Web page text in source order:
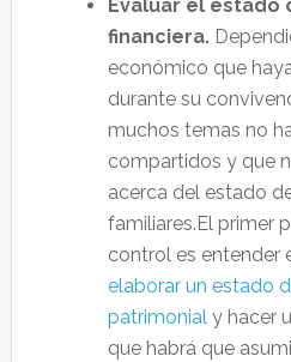
Evaluar el estado
financiera.
económico que
durante su
muchos temas no
compartidos y que
acerca del estado
familiares.El primer
control es entender
elaborar un estado
patrimonial y hacer
que habrá que